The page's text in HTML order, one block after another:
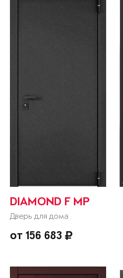
DIAMOND F MP
Дверь для дома
от 156 683